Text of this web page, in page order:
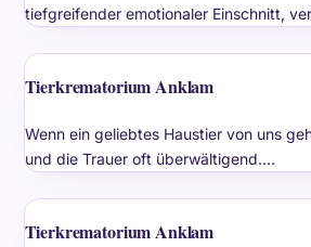
tiefgreifender emotionaler Einschnitt,
Tierkrematorium Anklam
Wenn ein geliebtes Haustier von uns
und die Trauer oft überwältigend.…
Tierkrematorium Anklam